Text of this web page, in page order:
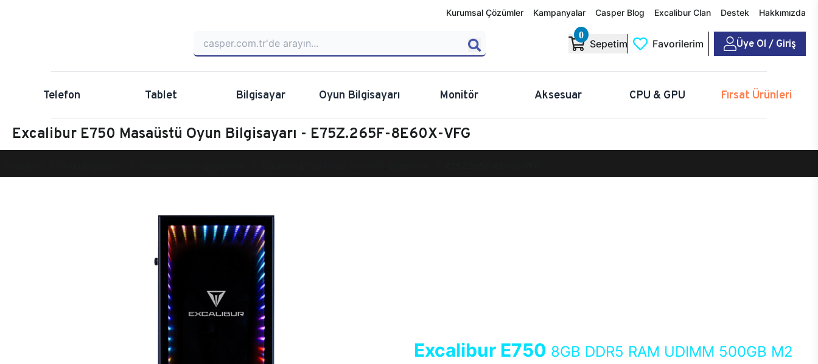
Kurumsal Çözümler Kampanyalar Casper Blog Excalibur Clan Destek Hakkımızda
0
Sepetim Favorilerim Üye Ol / Giriş
Telefon Tablet Bilgisayar Oyun Bilgisayarı Monitör Aksesuar CPU & GPU Fırsat Ürünleri
Excalibur E750 Masaüstü Oyun Bilgisayarı - E75Z.265F-8E60X-VFG
Excalibur E750 8GB DDR5 RAM UDIMM 500GB M2